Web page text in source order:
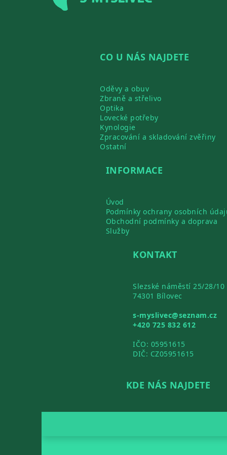
CO U NÁS NAJDETE
Oděvy a obuv
Zbraně a střelivo
Optika
Lovecké potřeby
Kynologie
Zpracování a skladování zvěřiny
Ostatní
INFORMACE
Úvod
Podmínky ochrany osobních
Obchodní podmínky a doprava
Služby
KONTAKT
Slezské náměstí 25/28/10
74301 Bílovec
s-myslivec@seznam.cz
+420 725 832 612
IČO: 05951615
DIČ: CZ05951615
KDE NÁS NAJDETE